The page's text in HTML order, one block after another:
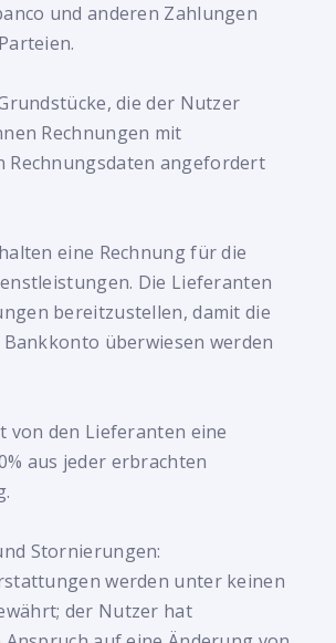
und anderen Zahlungen
die der Nutzer
Rechnungen mit
Rechnungsdaten angefordert
eine Rechnung für die
Die Lieferanten
bereitzustellen, damit die
überwiesen werden
von den Lieferanten eine
aus jeder erbrachten
Stornierungen:
werden unter keinen
der Nutzer hat